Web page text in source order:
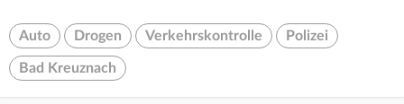
Auto Drogen Verkehrskontrolle Polizei
Bad Kreuznach